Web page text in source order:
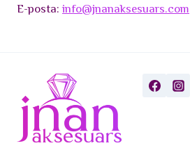
E-posta:info@jnanaksesuars.com